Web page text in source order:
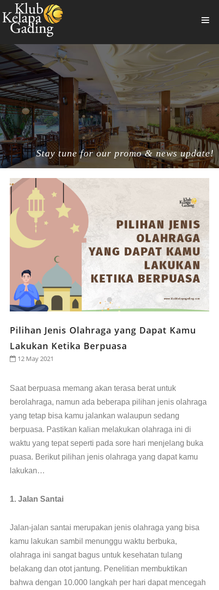
HOME
MEMBERSHIP
BANQUET
RESTAURANT
THE CLUB
PROMO
NEWS
BOOKING
SUMMERVILLE
CONTACT
Stay tune for our promo & news update!
Pilihan Jenis Olahraga yang Dapat Kamu
Lakukan Ketika Berpuasa
12 May 2021
Saat berpuasa memang akan terasa berat untuk
berolahraga, namun ada beberapa pilihan jenis olahraga
yang tetap bisa kamu jalankan walaupun sedang
berpuasa. Pastikan kalian melakukan olahraga ini di
waktu yang tepat seperti pada sore hari menjelang buka
puasa. Berikut pilihan jenis olahraga yang dapat kamu
lakukan…
1. Jalan Santai
Jalan-jalan santai merupakan jenis olahraga yang bisa
kamu lakukan sambil menunggu waktu berbuka,
olahraga ini sangat bagus untuk kesehatan tulang
belakang dan otot jantung. Penelitian membuktikan
bahwa dengan 10.000 langkah per hari dapat mencegah